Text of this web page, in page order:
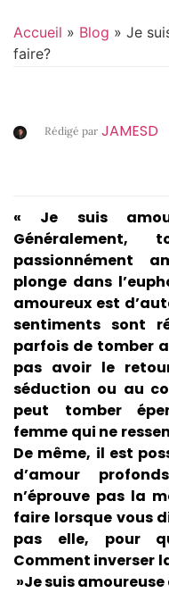
Accueil » Blog » Je
faire?
Rédigé par JAMESD
« Je suis
Généralement,
passionnément
plonge dans
amoureux est
sentiments sont
parfois de tomber
pas avoir le
séduction ou au
peut tomber
femme qui ne
De même, il est
d’amour
n’éprouve pas la
faire lorsque vous
pas elle, pour
Comment inverser
»Je suis amoureuse